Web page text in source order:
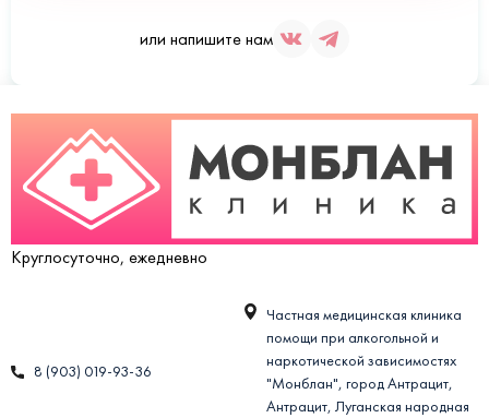
или напишите нам
Круглосуточно, ежедневно
8 (903) 019-93-36
Частная медицинская клиника
помощи при алкогольной и
наркотической зависимостях
"Монблан", город Антрацит,
Антрацит, Луганская народная